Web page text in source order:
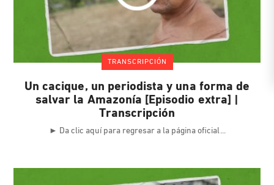
TRANSCRIPCIÓN
Un cacique, un periodista y una forma de
salvar la Amazonía [Episodio extra] |
Transcripción
► Da clic aquí para regresar a la página oficial